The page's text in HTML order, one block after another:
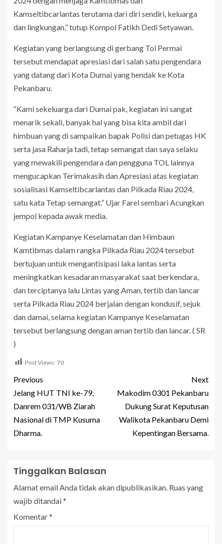
Kamseltibcarlantas terutama dari diri sendiri, keluarga
dan lingkungan,” tutup Kompol Fatikh Dedi Setyawan.
Kegiatan yang berlangsung di gerbang Tol Permai
tersebut mendapat apresiasi dari salah satu pengendara
yang datang dari Kota Dumai yang hendak ke Kota
Pekanbaru.
“Kami sekeluarga dari Dumai pak, kegiatan ini sangat
menarik sekali, banyak hal yang bisa kita ambil dari
himbuan yang di sampaikan bapak Polisi dan petugas HK
serta jasa Raharja tadi, tetap semangat dan saya selaku
yang mewakili pengendara dan pengguna TOL lainnya
mengucapkan Terimakasih dan Apresiasi atas kegiatan
sosialisasi Kamseltibcarlantas dan Pilkada Riau 2024,
satu kata Tetap semangat.” Ujar Farel sembari Acungkan
jempol kepada awak media.
Kegiatan Kampanye Keselamatan dan Himbaun
Kamtibmas dalam rangka Pilkada Riau 2024 tersebut
bertujuan untuk mengantisipasi laka lantas serta
meningkatkan kesadaran masyarakat saat berkendara,
dan terciptanya lalu Lintas yang Aman, tertib dan lancar
serta Pilkada Riau 2024 berjalan dengan kondusif, sejuk
dan damai, selama kegiatan Kampanye Keselamatan
tersebut berlangsung dengan aman tertib dan lancar. ( SR
)
Post Views: 70
Previous
Jelang HUT TNI ke-79,
Danrem 031/WB Ziarah
Nasional di TMP Kusuma
Dharma.
Next
Makodim 0301 Pekanbaru
Dukung Surat Keputusan
Walikota Pekanbaru Demi
Kepentingan Bersama.
Tinggalkan Balasan
Alamat email Anda tidak akan dipublikasikan. Ruas yang
wajib ditandai*
Komentar*